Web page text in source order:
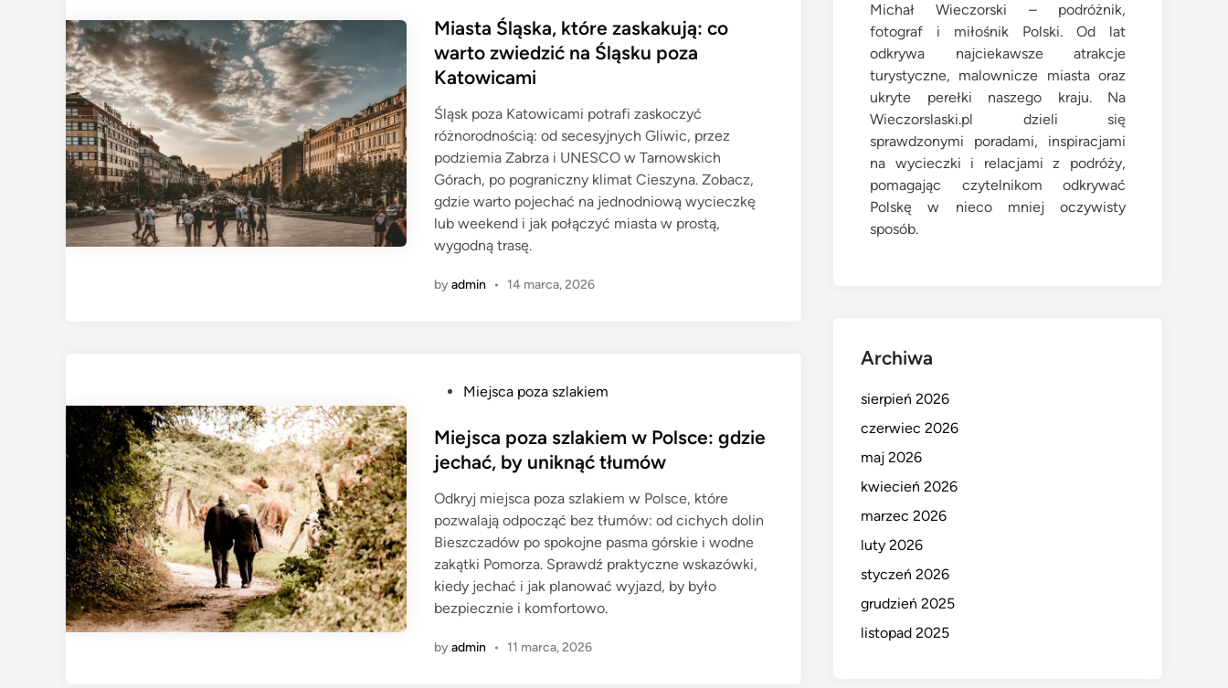
s
t
e
i
n
Miasta Śląska, które zaskakują: co
warto zwiedzić na Śląsku poza
Katowicami
Śląsk poza Katowicami potrafi zaskoczyć
różnorodnością: od secesyjnych Gliwic, przez
podziemia Zabrza i UNESCO w Tarnowskich
Górach, po pograniczny klimat Cieszyna. Zobacz,
gdzie warto pojechać na jednodniową wycieczkę
lub weekend i jak połączyć miasta w prostą,
wygodną trasę.
byadmin • 14 marca, 2026
s
t
e
d
i
n
Miejsca poza szlakiem
Miejsca poza szlakiem w Polsce: gdzie
jechać, by uniknąć tłumów
Odkryj miejsca poza szlakiem w Polsce, które
pozwalają odpocząć bez tłumów: od cichych dolin
Bieszczadów po spokojne pasma górskie i wodne
zakątki Pomorza. Sprawdź praktyczne wskazówki,
kiedy jechać i jak planować wyjazd, by było
bezpiecznie i komfortowo.
byadmin • 11 marca, 2026
Michał Wieczorski – podróżnik,
fotograf i miłośnik Polski. Od lat
odkrywa najciekawsze atrakcje
turystyczne, malownicze miasta oraz
ukryte perełki naszego kraju. Na
Wieczorslaski.pl dzieli się
sprawdzonymi poradami, inspiracjami
na wycieczki i relacjami z podróży,
pomagając czytelnikom odkrywać
Polskę w nieco mniej oczywisty
sposób.
Archiwa
sierpień 2026
czerwiec 2026
maj 2026
kwiecień 2026
marzec 2026
luty 2026
styczeń 2026
grudzień 2025
listopad 2025